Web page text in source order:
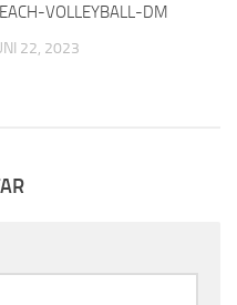
VOLLEYBALL-DM
22, 2023